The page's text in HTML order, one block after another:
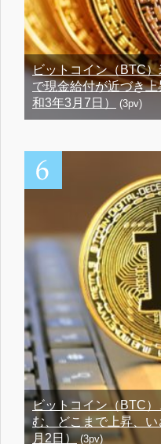
ビットコイン（BTC
で現金給付が近づき
和3年3月7日）
(3pv)
ビットコイン（BTC
む、どこまで上昇、
月2日）(3pv)